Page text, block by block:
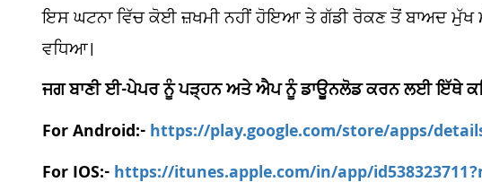
ਇਸ ਘਟਨਾ ਵਿੱਚ ਕੋਈ ਜ਼ਖਮੀ ਨਹੀਂ ਹੋਇਆ ਤੇ ਗੱਡੀ ਰੋਕਣ ਤੋਂ ਬਾਅਦ ਮੁੱਖ
ਵਧਿਆ।
ਜਗ ਬਾਣੀ ਈ-ਪੇਪਰ ਨੂੰ ਪੜ੍ਹਨ ਅਤੇ ਐਪ ਨੂੰ ਡਾਊਨਲੋਡ ਕਰਨ ਲਈ ਇੱਥੇ
For Android:-https://play.google.com/store/apps/
For IOS:-https://itunes.apple.com/in/app/